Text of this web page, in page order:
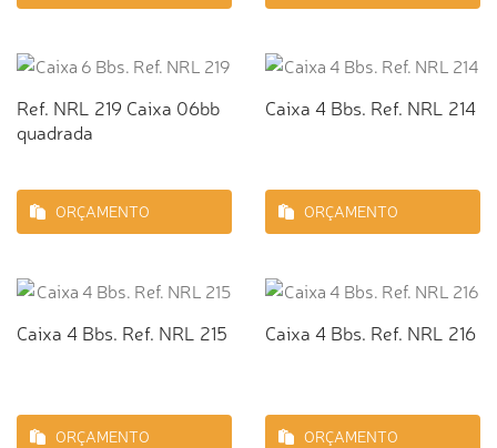
Ref. NRL 219 Caixa 06bb
quadrada
ORÇAMENTO
Caixa 4 Bbs. Ref. NRL 214
ORÇAMENTO
Caixa 4 Bbs. Ref. NRL 215
ORÇAMENTO
Caixa 4 Bbs. Ref. NRL 216
ORÇAMENTO